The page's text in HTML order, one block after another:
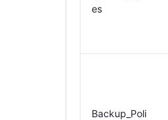
es
Backup_Poli